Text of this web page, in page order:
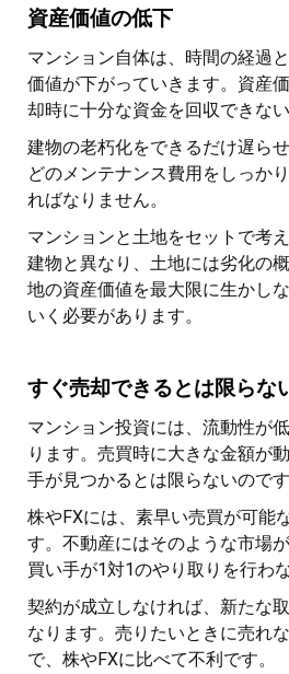
資産価値の低下
マンション自体は、時間の経過
価値が下がっていきます。資産
却時に十分な資金を回収できな
建物の老朽化をできるだけ遅ら
どのメンテナンス費用をしっか
ればなりません。
マンションと土地をセットで考
建物と異なり、土地には劣化の
地の資産価値を最大限に生かし
いく必要があります。
すぐ売却できるとは限らな
マンション投資には、流動性が
ります。売買時に大きな金額が
手が見つかるとは限らないのです
株やFXには、素早い売買が可能
す。不動産にはそのような市場
買い手が1対1のやり取りを行わ
契約が成立しなければ、新たな
なります。売りたいときに売れ
で、株やFXに比べて不利です。